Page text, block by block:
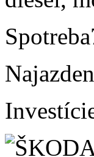
Spotreba